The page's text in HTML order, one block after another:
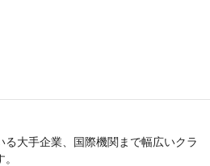
大手企業、国際機関まで幅広いクラ